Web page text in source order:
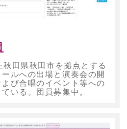
田県秋田市を拠点とする
ルへの出場と演奏会の開
び合唱のイベント等への
いる。団員募集中。